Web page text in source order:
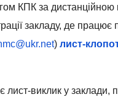
КПК за
закладу, де працює
) лист-
виклик у заклади,